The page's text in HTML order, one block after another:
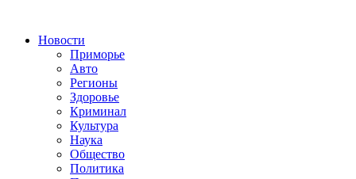
Новости
Приморье
Авто
Регионы
Здоровье
Криминал
Культура
Наука
Общество
Политика